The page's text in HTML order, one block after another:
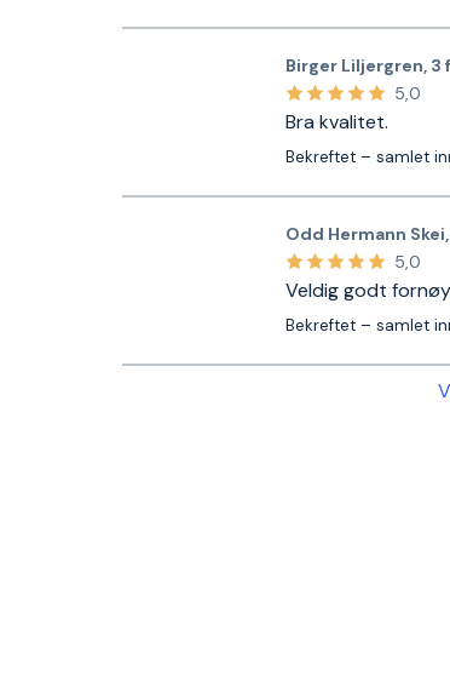
Birger Liljergren, 3
5,0
Bra kvalitet.
Bekreftet – samlet
Odd Hermann Skei,
5,0
Veldig godt
Bekreftet – samlet